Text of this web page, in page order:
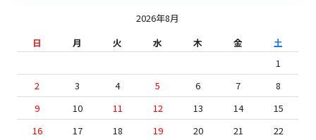
2026年8月
日
月 火 水 木 金
土
1
2
3 4 5 6 7
8
9
10 11 12 13 14
15
16
17 18 19 20 21
22